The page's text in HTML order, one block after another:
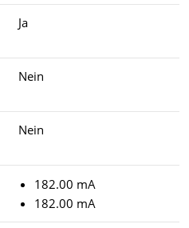
Ja
Nein
Nein
182.00 mA
182.00 mA